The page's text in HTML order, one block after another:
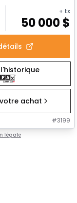
+ tx
50 000$
achat
#3199
légale